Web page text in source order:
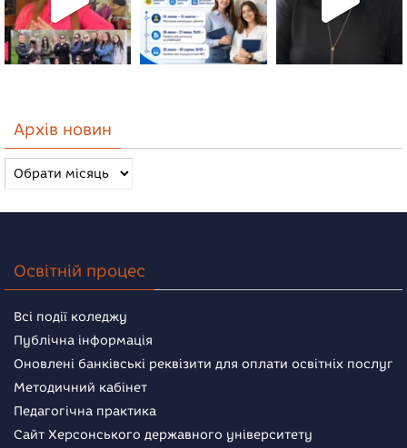
Архів новин
Архів
новин
Освітній процес
Всі події коледжу
Публічна інформація
Оновлені банківські реквізити для оплати освітніх послуг
Методичний кабінет
Педагогічна практика
Сайт Херсонського державного університету